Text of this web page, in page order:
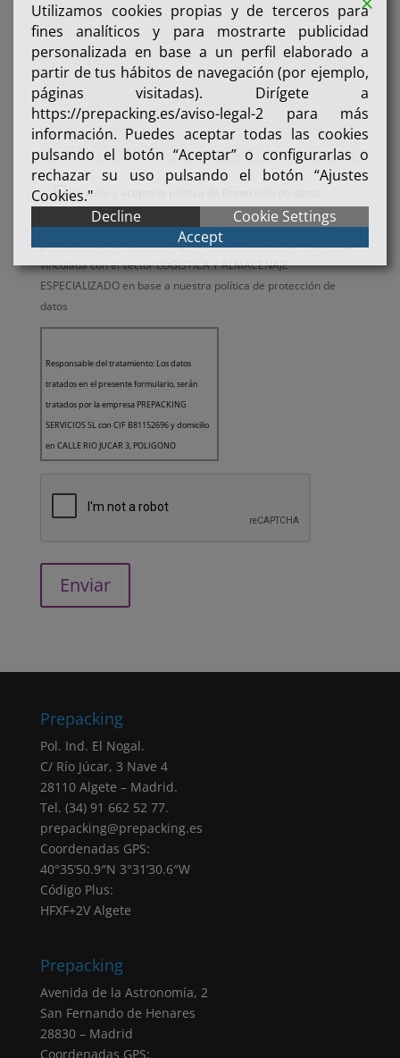
He leído y acepto la política de
Acepto recibir información comercial sobre las ofertas y
promociones de nuestra empresa (PREPACKING SERVICIOS SL)
vinculada con el sector LOGISTICA Y ALMACENAJE
ESPECIALIZADO en base a nuestra política de protección de
datos
Responsable del tratamiento: Los datos
tratados en el presente formulario, serán
tratados por la empresa PREPACKING
SERVICIOS SL con CIF B81152696 y domicilio
en CALLE RIO JUCAR 3, POLIGONO
de los datos.
de usuarios de la página web. Asimismo, en
el caso de haber aceptado expresamente,
sus datos también serán utilizados para el
anteriormente están basadas en el
otorgado marcando la correspondiente
serán tratados en base a nuestra
privacidad”
Negativa otorgar el consentimiento: El hecho
de que no introduzcas los datos que
aparecen marcados como obligatorios en el
formulario tendrá como consecuencia la no
atención de su solicitud.
Destinatarios: Sus datos no serán cedidos a
ninguna empresa, salvo obligación legal.
suprimir sus datos, portabilidad de los datos,
derecho a no ser objeto de decisiones
automatizadas, así como a obtener
información clara y transparente sobre el
Prepacking
Pol. Ind. El Nogal.
C/ Río Júcar, 3 Nave 4
28110 Algete – Madrid.
Tel. (34) 91 662 52 77.
prepacking@prepacking.es
Coordenadas GPS:
40°35’50.9″N 3°31’30.6″W
Código Plus:
HFXF+2V Algete
Prepacking
Avenida de la Astronomía, 2
San Fernando de Henares
28830 – Madrid
Coordenadas GPS:
Utilizamos cookies propias y de terceros para
fines analíticos y para mostrarte publicidad
personalizada en base a un perfil elaborado a
partir de tus hábitos de navegación (por ejemplo,
páginas visitadas). Dirígete a
https://prepacking.es/aviso-legal-2 para más
información. Puedes aceptar todas las cookies
pulsando el botón “Aceptar” o configurarlas o
rechazar su uso pulsando el botón “Ajustes
Cookies."
Decline
Cookie Settings
Accept